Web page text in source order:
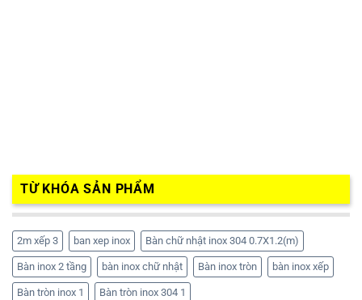
TỪ KHÓA SẢN PHẨM
2m xếp 3 ban xep inox Bàn chữ nhật inox 304 0.7X1.2(m)
Bàn inox 2 tầng bàn inox chữ nhật Bàn inox tròn bàn inox xếp
Bàn tròn inox 1 Bàn tròn inox 304 1